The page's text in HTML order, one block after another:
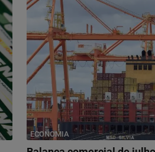
ECONOMIA